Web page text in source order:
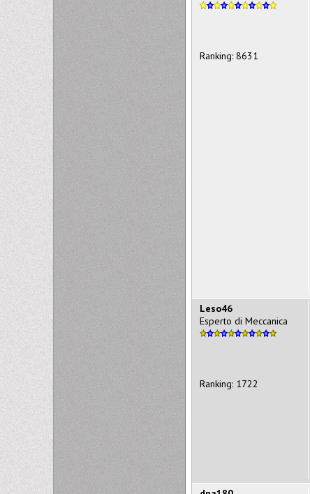
Ranking: 8631
Leso46
Esperto di Meccanica
Ranking: 1722